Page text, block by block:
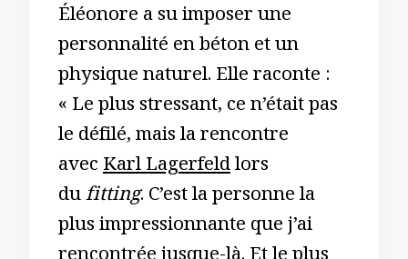
Éléonore a su imposer une
personnalité en béton et un
physique naturel. Elle raconte :
« Le plus stressant, ce n’était pas
le défilé, mais la rencontre
avecKarl Lagerfeldlors
dufitting. C’est la personne la
plus impressionnante que j’ai